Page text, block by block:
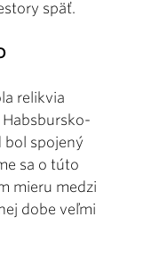
späť.
relikvia
bol spojený
sa o túto
mieru medzi
dobe veľmi